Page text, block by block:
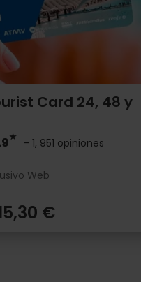
Card 24, 48 y
- 1, 951 opiniones
Web
€